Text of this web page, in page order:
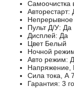
Самоочистка
Авторестарт:
Непрерывное
Пульт Д/У: Да
Дисплей: Да
Цвет Белый
Ночной
Авто режим:
Напряжение,
Сила тока, А 7
Гарантия: 3